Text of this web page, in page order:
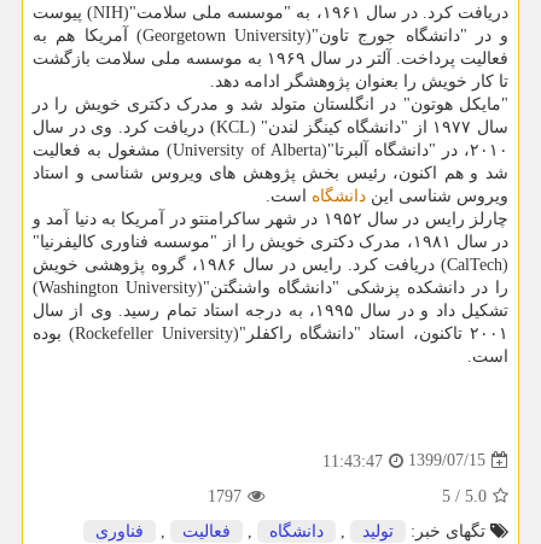
دریافت کرد. در سال ۱۹۶۱، به "موسسه ملی سلامت"(NIH) پیوست
و در "دانشگاه جورج تاون"(Georgetown University) آمریکا هم به
فعالیت پرداخت. آلتر در سال ۱۹۶۹ به موسسه ملی سلامت بازگشت
تا کار خویش را بعنوان پژوهشگر ادامه دهد.
"مایکل هوتون" در انگلستان متولد شد و مدرک دکتری خویش را در
سال ۱۹۷۷ از "دانشگاه کینگز لندن" (KCL) دریافت کرد. وی در سال
۲۰۱۰، در "دانشگاه آلبرتا"(University of Alberta) مشغول به فعالیت
شد و هم اکنون، رئیس بخش پژوهش های ویروس شناسی و استاد
ویروس شناسی این دانشگاه است.
چارلز رایس در سال ۱۹۵۲ در شهر ساکرامنتو در آمریکا به دنیا آمد و
در سال ۱۹۸۱، مدرک دکتری خویش را از "موسسه فناوری کالیفرنیا"
(CalTech) دریافت کرد. رایس در سال ۱۹۸۶، گروه پژوهشی خویش
را در دانشکده پزشکی "دانشگاه واشنگتن"(Washington University)
تشکیل داد و در سال ۱۹۹۵، به درجه استاد تمام رسید. وی از سال
۲۰۰۱ تاکنون، استاد "دانشگاه راکفلر"(Rockefeller University) بوده
است.
1399/07/15
11:43:47
5.0
/
5
1797
تگهای خبر:
تولید , دانشگاه , فعالیت , فناوری